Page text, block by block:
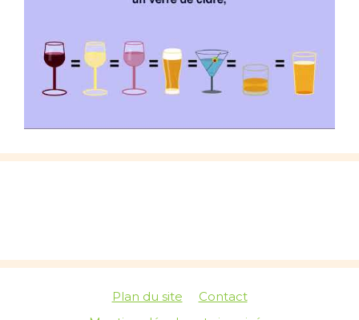
Plan du site
Contact